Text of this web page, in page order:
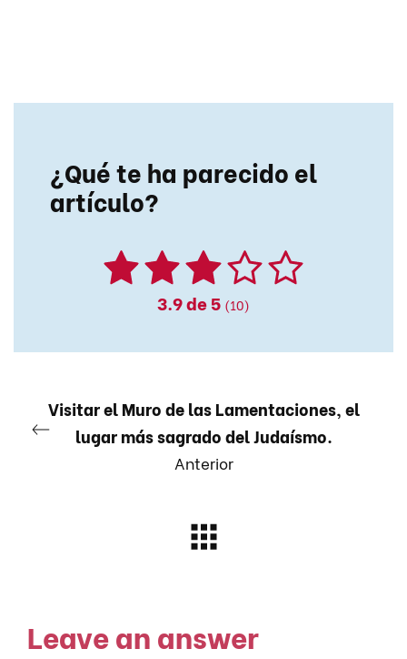
¿Qué te ha parecido el
artículo?
3.9de 5 (10)
Visitar el Muro de las Lamentaciones, el
lugar más sagrado del Judaísmo.
Anterior
Leave an answer